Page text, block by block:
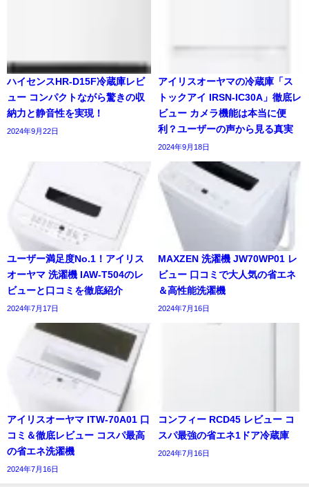
ハイセンスHR-D15F冷蔵庫レビ
ュー コンパクトながら驚きの収
納力と静音性を実現！
2024年9月22日
アイリスオーヤマの冷蔵庫「ス
トックアイ IRSN-IC30A」徹底レ
ビュー カメラ機能は本当に便
利？ユーザーの声から見る真実
2024年9月18日
ユーザー満足度No.1！アイリス
オーヤマ 洗濯機 IAW-T504のレ
ビューと口コミを徹底紹介
2024年7月17日
MAXZEN 洗濯機 JW70WP01 レ
ビュー 口コミで大人気の省エネ
＆高性能洗濯機
2024年7月16日
アイリスオーヤマ ITW-70A01 口
コミ＆徹底レビュー コスパ最高
の省エネ洗濯機
2024年7月16日
コンフィー RCD45 レビュー コ
スパ最強の省エネ1ドア冷蔵庫
2024年7月16日